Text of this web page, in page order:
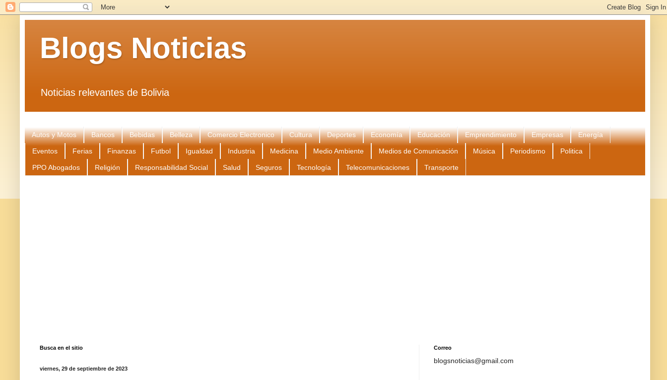
Blogs Noticias
Noticias relevantes de Bolivia
Autos y Motos Bancos Bebidas Belleza Comercio Electronico Cultura Deportes Economía Educación Emprendimiento Empresas Energía
Eventos Ferias Finanzas Futbol Igualdad Industria Medicina Medio Ambiente Medios de Comunicación Música Periodismo Politica
PPO Abogados Religión Responsabilidad Social Salud Seguros Tecnología Telecomunicaciones Transporte
Busca en el sitio
viernes, 29 de septiembre de 2023
Correo
blogsnoticias@gmail.com